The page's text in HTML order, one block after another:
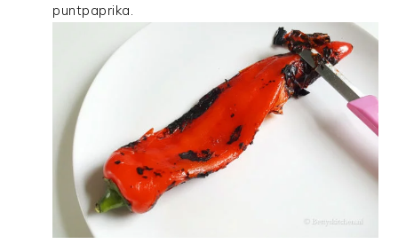
puntpaprika.